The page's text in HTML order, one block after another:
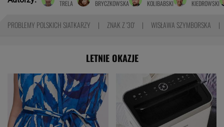
TRELA
BRYCZKOWSKA
KOLIBABSKI
KIEDROWSKI
PROBLEMY POLSKICH SIATKARZY ZNAK Z '30' WISŁAWA SZYMBORSKA
LETNIE OKAZJE